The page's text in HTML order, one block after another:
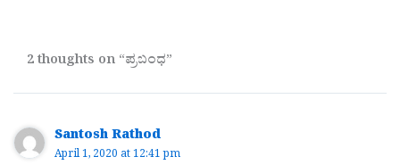
2 thoughts on “ಪ್ರಬಂಧ”
Santosh Rathod
April 1, 2020 at 12:41 pm